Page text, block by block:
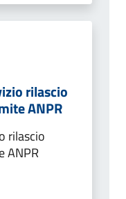
rilascio
ANPR
rilascio
ANPR